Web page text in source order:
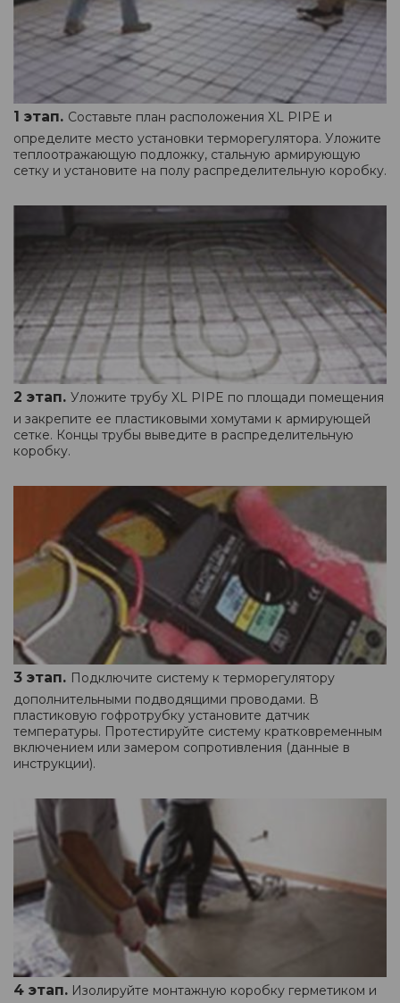
1 этап. Составьте план расположения XL PIPE и
определите место установки терморегулятора. Уложите
теплоотражающую подложку, стальную армирующую
сетку и установите на полу распределительную коробку.
2 этап. Уложите трубу XL PIPE по площади помещения
и закрепите ее пластиковыми хомутами к армирующей
сетке. Концы трубы выведите в распределительную
коробку.
3 этап. Подключите систему к терморегулятору
дополнительными подводящими проводами. В
пластиковую гофротрубку установите датчик
температуры. Протестируйте систему кратковременным
включением или замером сопротивления (данные в
инструкции).
4 этап. Изолируйте монтажную коробку герметиком и